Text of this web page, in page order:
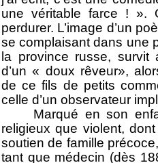
une véritable farce ! ».
perdurer. L’image d’un
se complaisant dans une
la province russe,
d’un « doux rêveur»,
de ce fils de petits
celle d’un observateur
Marqué en son
religieux que violent,
soutien de famille
tant que médecin (dès